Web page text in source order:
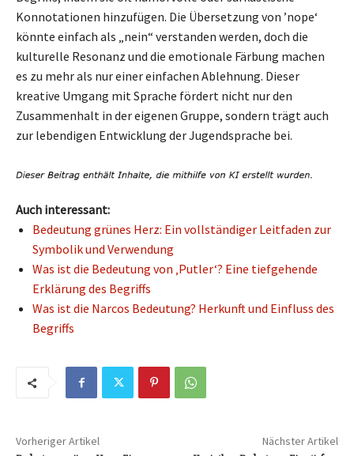
Konnotationen hinzufügen. Die Übersetzung von ’nope‘
könnte einfach als „nein“ verstanden werden, doch die
kulturelle Resonanz und die emotionale Färbung machen
es zu mehr als nur einer einfachen Ablehnung. Dieser
kreative Umgang mit Sprache fördert nicht nur den
Zusammenhalt in der eigenen Gruppe, sondern trägt auch
zur lebendigen Entwicklung der Jugendsprache bei.
Auch interessant:
Bedeutung grünes Herz: Ein vollständiger Leitfaden zur
Symbolik und Verwendung
Was ist die Bedeutung von ‚Putler‘? Eine tiefgehende
Erklärung des Begriffs
Was ist die Narcos Bedeutung? Herkunft und Einfluss des
Begriffs
Vorheriger Artikel Nächster Artikel